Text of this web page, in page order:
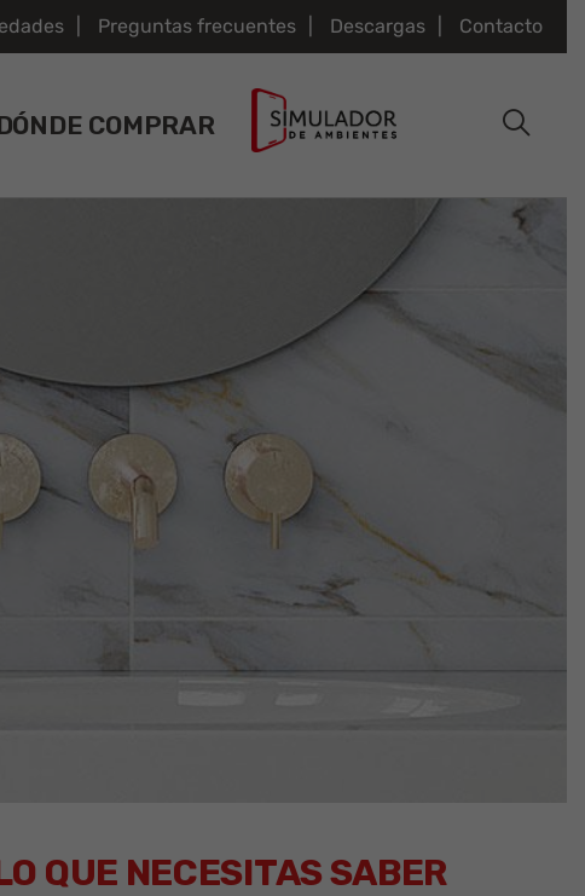
Preguntas frecuentes Descargas Contacto
COMPRAR
QUE NECESITAS SABER